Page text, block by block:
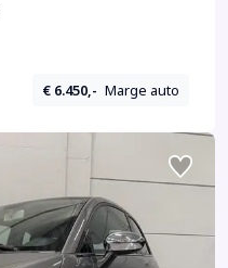
€ 6.450,- Marge auto